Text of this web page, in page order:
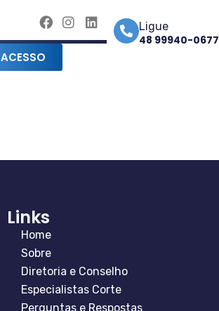
ACESSO
Ligue
48 99940-0677
Links
Home
Sobre
Diretoria e Conselho
Especialistas Corte
Perguntas e Respostas